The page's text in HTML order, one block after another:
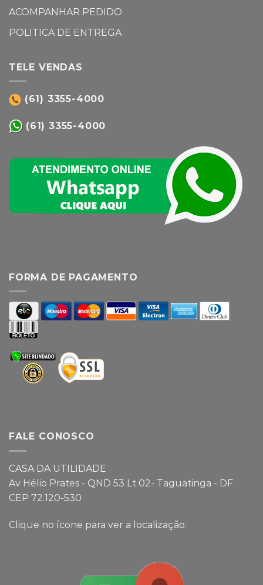
ACOMPANHAR PEDIDO
POLITICA DE ENTREGA
TELE VENDAS
(61) 3355-4000
(61) 3355-4000
FORMA DE PAGAMENTO
FALE CONOSCO
CASA DA UTILIDADE
Av Hélio Prates - QND 53 Lt 02- Taguatinga - DF
CEP 72.120-530
Clique no ícone para ver a localização.